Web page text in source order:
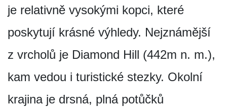
je relativně vysokými kopci, které
poskytují krásné výhledy. Nejznámější
z vrcholů je Diamond Hill (442m n. m.),
kam vedou i turistické stezky. Okolní
krajina je drsná, plná potůčků